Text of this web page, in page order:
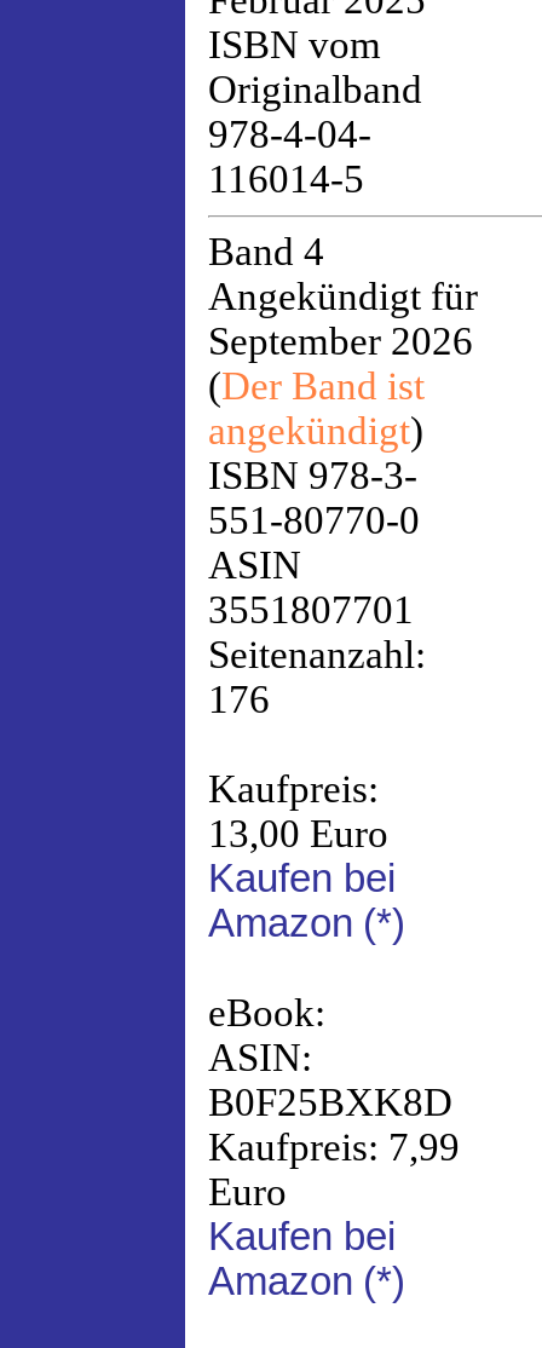
ISBN vom
Originalband
978-4-04-
116014-5
Band 4
Angekündigt für
September 2026
(Der Band ist
angekündigt)
ISBN 978-3-
551-80770-0
ASIN
3551807701
Seitenanzahl:
176
Kaufpreis:
13,00 Euro
Kaufen bei
Amazon (*)
eBook:
ASIN:
B0F25BXK8D
Kaufpreis: 7,99
Euro
Kaufen bei
Amazon (*)